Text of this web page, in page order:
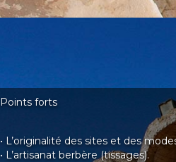
Points forts
• L’originalité des sites et des
• L’artisanat berbère (tissages).